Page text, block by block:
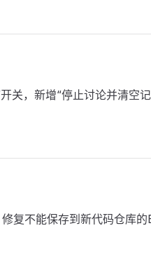
关，新增“停止讨论并清空
复不能保存到新代码仓库的